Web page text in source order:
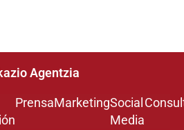
Agentzia
PrensaMarketingSocial
Media